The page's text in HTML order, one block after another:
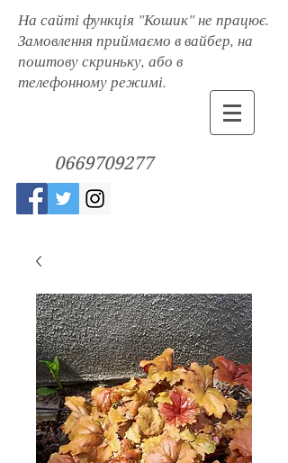
На сайті функція "Кошик" не працює.
Замовлення приймаємо в вайбер, на
поштову скриньку, або в
телефонному режимі.
0669709277